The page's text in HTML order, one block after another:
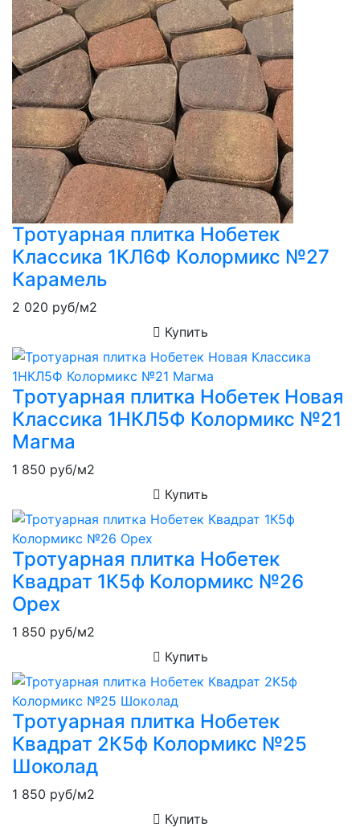
Тротуарная плитка Нобетек
Классика 1КЛ6Ф Колормикс №27
Карамель
2 020 руб/м2
Купить
Тротуарная плитка Нобетек Новая
Классика 1НКЛ5Ф Колормикс №21
Магма
1 850 руб/м2
Купить
Тротуарная плитка Нобетек
Квадрат 1К5ф Колормикс №26
Орех
1 850 руб/м2
Купить
Тротуарная плитка Нобетек
Квадрат 2К5ф Колормикс №25
Шоколад
1 850 руб/м2
Купить